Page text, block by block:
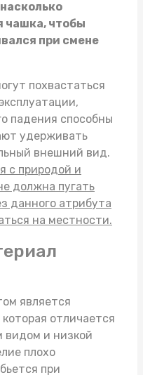
чашка, чтобы
при смене
похвастаться
падения способны
удерживать
внешний вид.
с природой и
должна пугать
данного атрибута
на местности.
является
отличается
видом и низкой
плохо
при